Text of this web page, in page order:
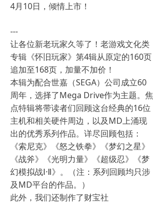
4月10日，倾情上市！
---
让各位新老玩家久等了！老游戏文化类
专辑《怀旧玩家》第4辑从原定的160页
追加至168页，加量不加价！
本辑为配合世嘉（SEGA）公司成立60
周年，选择了Mega Drive作为主题。焦
点特辑将带读者们回顾这台经典的16位
主机和相关硬件周边，以及MD上涌现
出的优秀系列作品。详尽回顾包括：
《索尼克》《怒之铁拳》《梦幻之星》
《战斧》《光明力量》《超级忍》《梦
幻模拟战Ⅰ·Ⅱ》。（注：系列回顾均只涉
及MD平台的作品。）
此外，我们还制作了财宝社